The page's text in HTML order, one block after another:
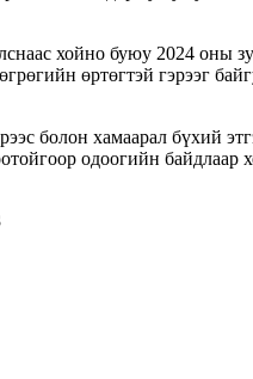
хойно буюу 2024 оны
өртөгтэй гэрээг
болон хамаарал бүхий
одоогийн